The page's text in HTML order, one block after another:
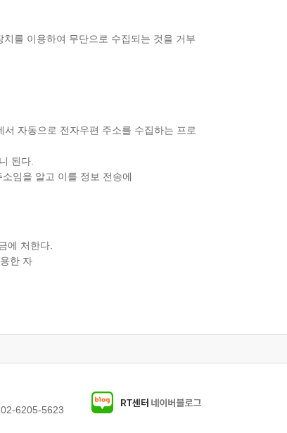
를 이용하여 무단으로 수집되는 것을 거부
자동으로 전자우편 주소를 수집하는 프로
된다.
임을 알고 이를 정보 전송에
에 처한다.
한 자
6205-5623